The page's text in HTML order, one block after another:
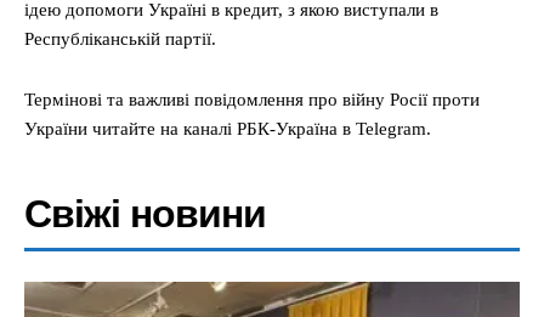
ідею допомоги Україні в кредит, з якою виступали в
Республіканській партії.
Термінові та важливі повідомлення про війну Росії проти
України читайте на каналі РБК-Україна в Telegram.
Свіжі новини